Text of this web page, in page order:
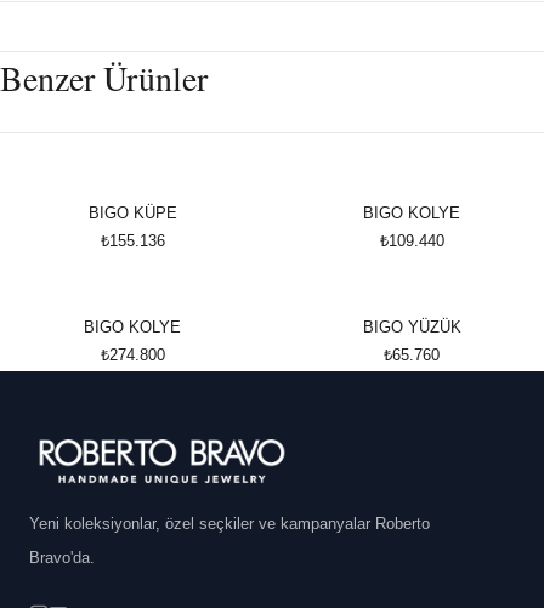
Benzer Ürünler
BIGO KÜPE
₺155.136
BIGO KOLYE
₺109.440
BIGO KOLYE
₺274.800
BIGO YÜZÜK
₺65.760
Yeni koleksiyonlar, özel seçkiler ve kampanyalar Roberto
Bravo'da.